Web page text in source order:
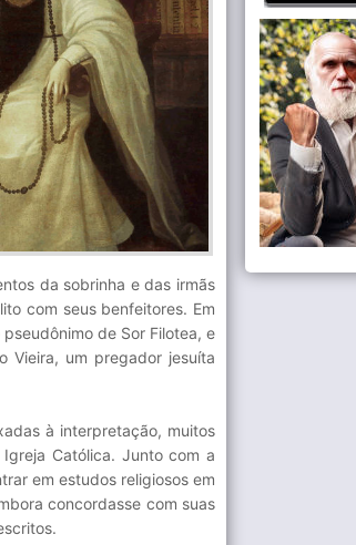
da sobrinha e das irmãs
com seus benfeitores. Em
de Sor Filotea, e
Vieira, um pregador jesuíta
à interpretação, muitos
Católica. Junto com a
em estudos religiosos em
concordasse com suas